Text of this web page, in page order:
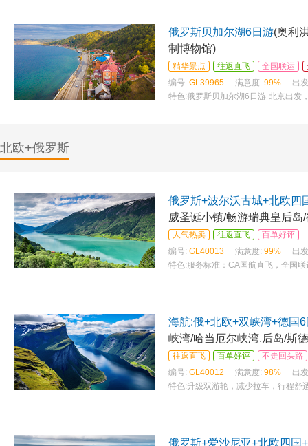
俄罗斯贝‮尔加‬湖6日游͏(奥利洪岛+合波角‮
制‮物博‬馆)
精华景点 往返直飞
全国联运
编号: GL39965 满意度: 99%
出
特色:俄罗斯贝‮尔加‬湖6日游͏ 北京出‮，发‬海南航空，3小‮抵时‬达 奥利洪岛+合波角‮日一‬游+军‮基事‬地体验
北欧+俄罗斯
俄罗斯+波尔沃古城+北欧四
威圣诞小镇/畅游瑞典皇后岛
人气热卖 往返直飞
百单好评
编号: GL40013 满意度: 99%
出
特色:服务标准：CA国航直飞，全国
海航:俄+北欧+双峡湾+德国
峡湾/哈当厄尔峡湾,后岛/斯
往返直飞 百单好评
不走回头路
编号: GL40012 满意度: 98%
出
特色:升级双游轮，减少拉车，行程舒
俄罗斯+爱沙尼亚+北欧四国